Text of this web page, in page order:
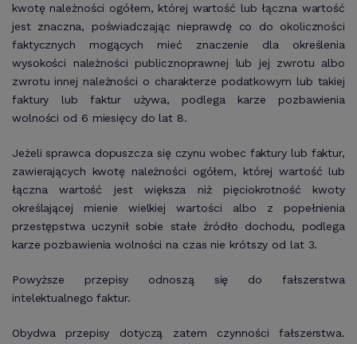
kwotę należności ogółem, której wartość lub łączna wartość
jest znaczna, poświadczając nieprawdę co do okoliczności
faktycznych mogących mieć znaczenie dla określenia
wysokości należności publicznoprawnej lub jej zwrotu albo
zwrotu innej należności o charakterze podatkowym lub takiej
faktury lub faktur używa, podlega karze pozbawienia
wolności od 6 miesięcy do lat 8.
Jeżeli sprawca dopuszcza się czynu wobec faktury lub faktur,
zawierających kwotę należności ogółem, której wartość lub
łączna wartość jest większa niż pięciokrotność kwoty
określającej mienie wielkiej wartości albo z popełnienia
przestępstwa uczynił sobie stałe źródło dochodu, podlega
karze pozbawienia wolności na czas nie krótszy od lat 3.
Powyższe przepisy odnoszą się do fałszerstwa
intelektualnego faktur.
Obydwa przepisy dotyczą zatem czynności fałszerstwa.